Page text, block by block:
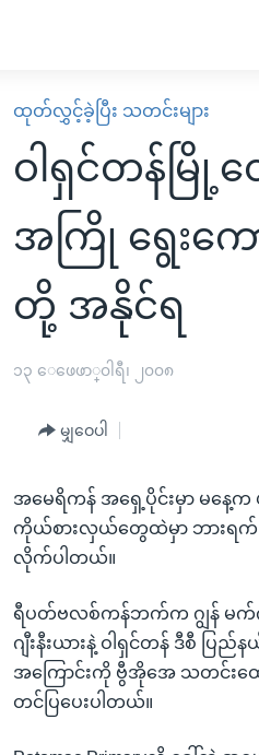
ထုတ်လွှင့်ခဲ့ပြီး သတင်းများ
ဝါရှင်တန်မြို့
အကြို ရွေးကေ
တို့ အနိုင်ရ
၁၃ ေဖေဖာ္၀ါရီ၊ ၂၀၀၈
မျှဝေပါ
အမေရိကန် အရှေ့ပိုင်းမှာ မနေ့က
ကိုယ်စားလှယ်တွေထဲမှာ ဘားရက်
လိုက်ပါတယ်။
ရီပတ်ဗလစ်ကန်ဘက်က ဂျွန် မက်ကိ
ဂျီးနီးယားနဲ့ ဝါရှင်တန် ဒီစီ ပ
အကြောင်းကို ဗွီအိုအေ သတင်းထေ
တင်ပြပေးပါတယ်။